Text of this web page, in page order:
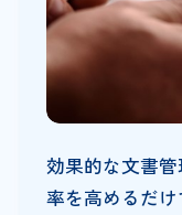
効果的な文書
率を高めるだ